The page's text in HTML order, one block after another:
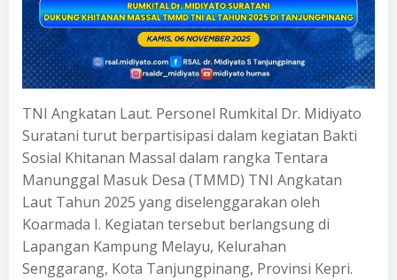
TNI Angkatan Laut. Personel Rumkital Dr. Midiyato
Suratani turut berpartisipasi dalam kegiatan Bakti
Sosial Khitanan Massal dalam rangka Tentara
Manunggal Masuk Desa (TMMD) TNI Angkatan
Laut Tahun 2025 yang diselenggarakan oleh
Koarmada I. Kegiatan tersebut berlangsung di
Lapangan Kampung Melayu, Kelurahan
Senggarang, Kota Tanjungpinang, Provinsi Kepri.